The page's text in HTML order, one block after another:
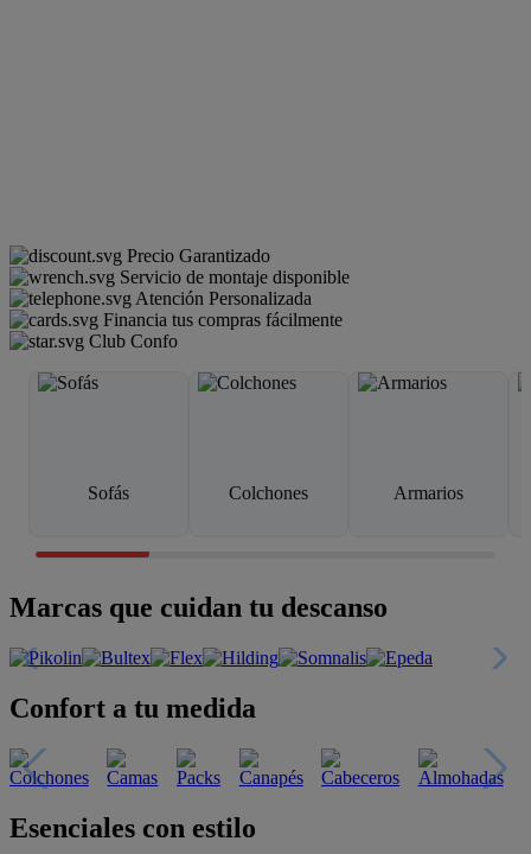
Precio Garantizado
Servicio de montaje disponible
Atención Personalizada
Financia tus compras fácilmente
Club Confo
Sofás Colchones Armarios
Marcas que cuidan tu descanso
Confort a tu medida
Esenciales con estilo